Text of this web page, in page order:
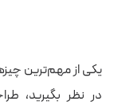
یکی از مهم‌ترین
در نظر بگیرید،